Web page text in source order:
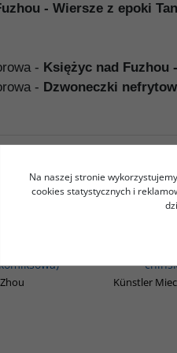
- Wiersze z epoki
- Księżyc nad Fuzhou
- Dzwoneczki
- I Ching
Künstler
Na naszej stronie
cookies statystycznych i